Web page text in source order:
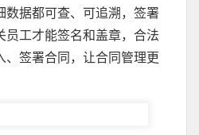
数据都可查、可追溯，签署
员工才能签名和盖章，合法
签署合同，让合同管理更